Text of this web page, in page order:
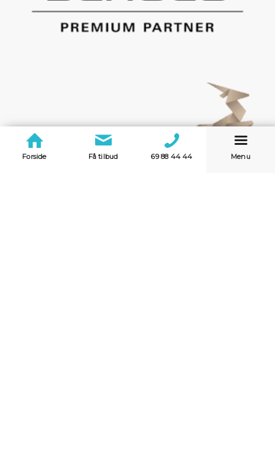
Forside Få tilbud 69 88 44 44 Menu